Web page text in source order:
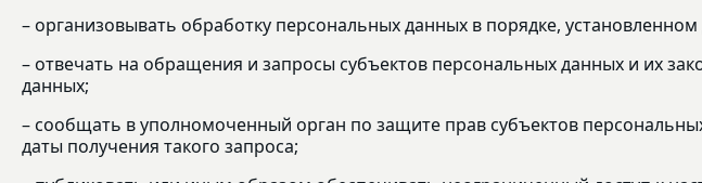
– организовывать обработку персональных данных в порядке,
– отвечать на обращения и запросы субъектов персональных данных и их
данных;
– сообщать в уполномоченный орган по защите прав субъектов
даты получения такого запроса;